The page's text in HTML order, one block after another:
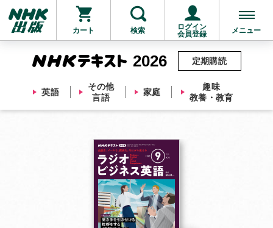
カート 検索
ログイン
会員登録
メニュー
2026
英語
その他
言語
家庭
趣味
教養・教育
定期購読
他にも商品を買う